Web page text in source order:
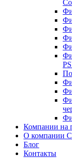
Компании на
О компании
Блог
Контакты